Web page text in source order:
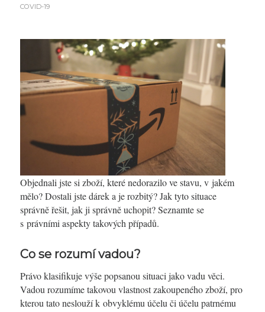
COVID-19
Objednali jste si zboží, které nedorazilo ve stavu, v jakém
mělo? Dostali jste dárek a je rozbitý? Jak tyto situace
správně řešit, jak ji správně uchopit? Seznamte se
s právními aspekty takových případů.
Co se rozumí vadou?
Právo klasifikuje výše popsanou situaci jako vadu věci.
Vadou rozumíme takovou vlastnost zakoupeného zboží, pro
kterou tato neslouží k obvyklému účelu či účelu patrnému